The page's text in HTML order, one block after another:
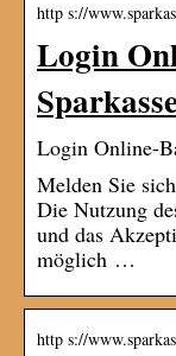
http s://
Login
Login Online-
Melden Sie
Die Nutzung
und das
möglich …
http s://